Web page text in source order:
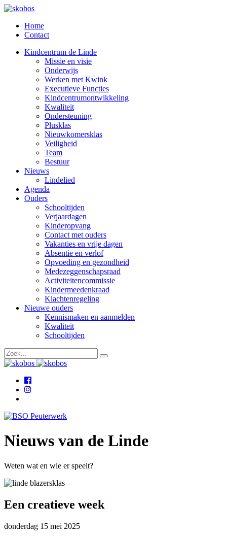
Home
Contact
Kindcentrum de Linde
Missie en visie
Onderwijs
Werken met Kwink
Executieve Functies
Kindcentrumontwikkeling
Kwaliteit
Ondersteuning
Plusklas
Nieuwkomersklas
Veiligheid
Team
Bestuur
Nieuws
Lindelied
Agenda
Ouders
Schooltijden
Verjaardagen
Kinderopvang
Contact met ouders
Vakanties en vrije dagen
Absentie en verlof
Opvoeding en gezondheid
Medezeggenschapsraad
Activiteitencommissie
Kindermeedenkraad
Klachtenregeling
Nieuwe ouders
Kennismaken en aanmelden
Kwaliteit
Schooltijden
Nieuws van de Linde
Weten wat en wie er speelt?
Een creatieve week
donderdag 15 mei 2025